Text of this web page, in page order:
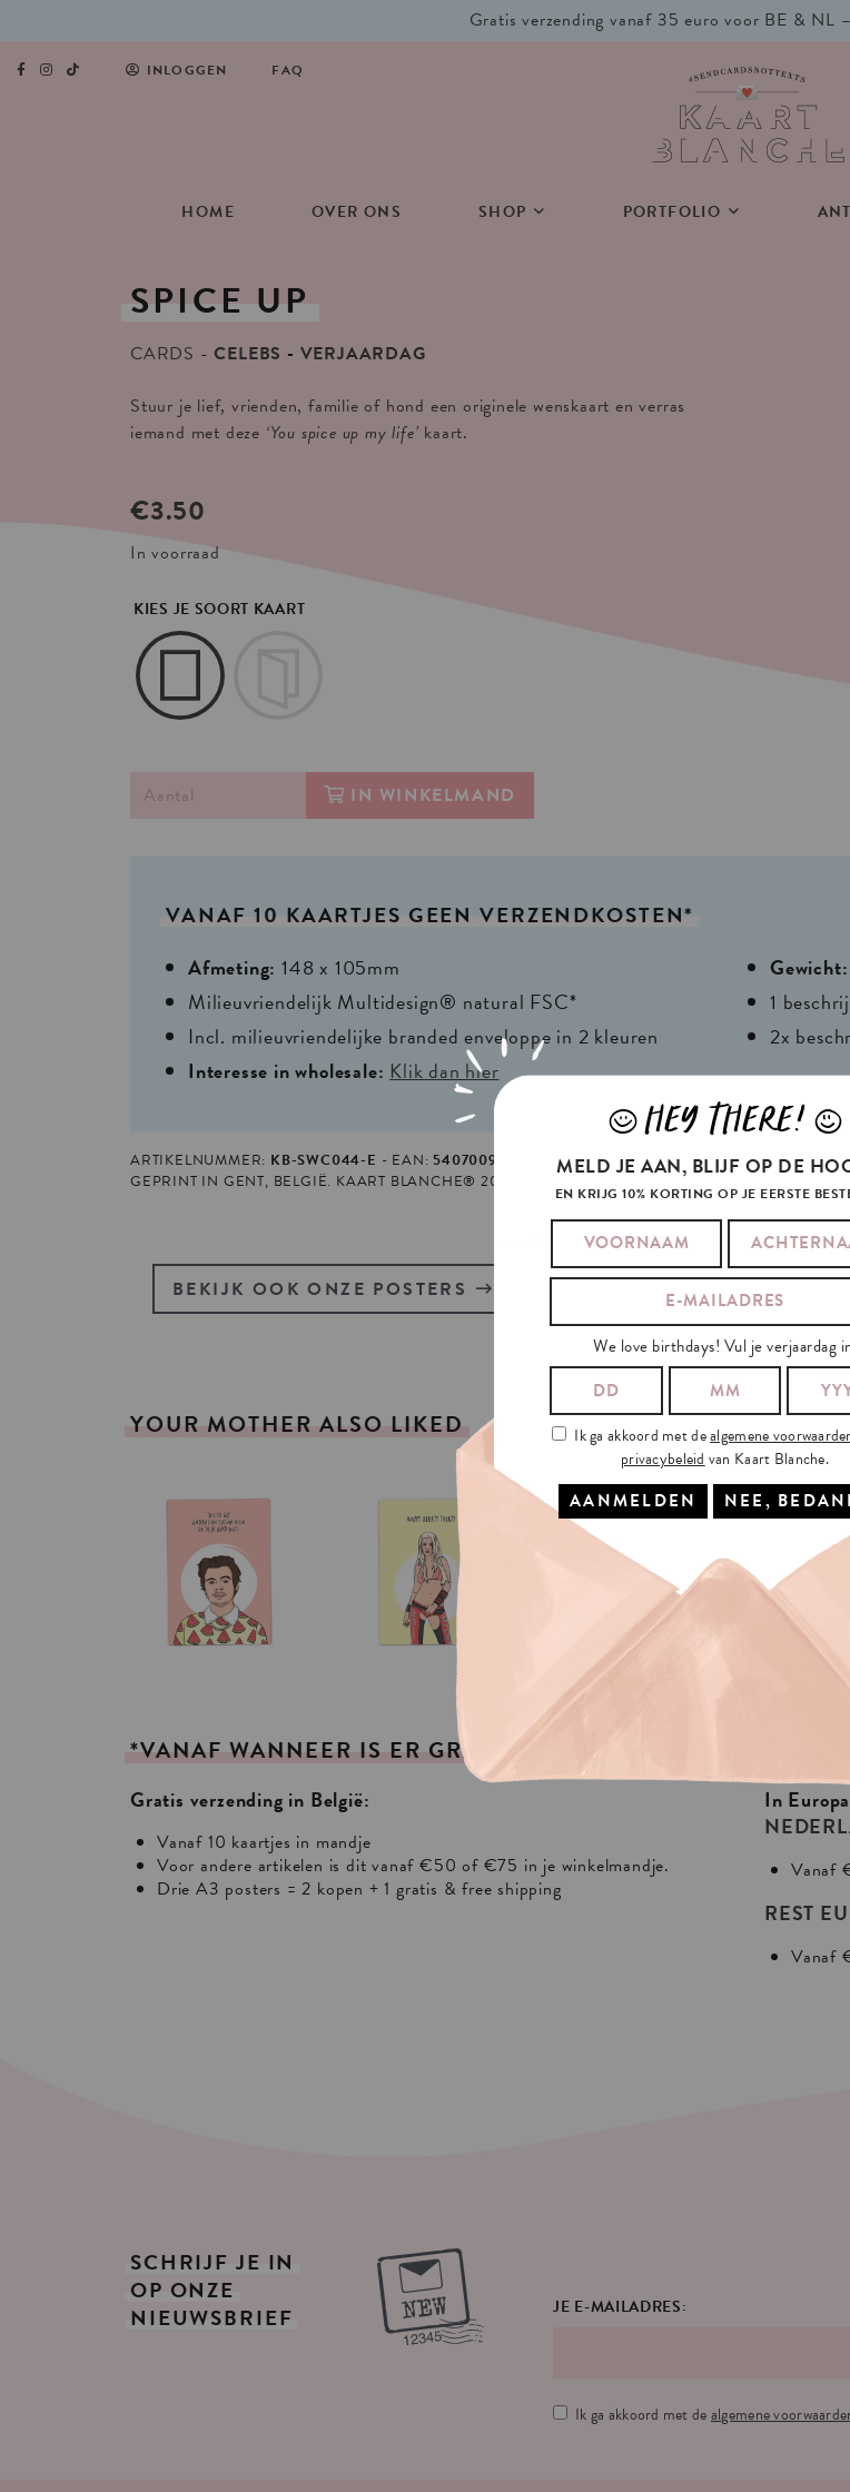
Gratis verzending vanaf 35 euro voor BE & NL
INLOGGEN FAQ
HOME OVER ONS SHOP PORTFOLIO
SPICE UP
CARDS CELEBS
VERJAARDAG
Stuur je lief, vrienden, familie of hond een originele wenskaart en verras
iemand met deze ‘You spice up my life’ kaart.
€3.50
In voorraad
KIES JE SOORT KAART
IN WINKELMAND
VANAF 10 KAARTJES GEEN VERZENDKOSTEN*
Afmeting: 148 x 105mm Gewicht:
Milieuvriendelijk Multidesign® natural FSC*
1
Incl. milieuvriendelijke branded enveloppe in 2 kleuren
2x
Interesse in wholesale: Klik dan hier
ARTIKELNUMMER: KB-SWC044-E EAN: 5407009418358 TAGS: BESTSELLER, CELEBS, DUBBEL,
GEPRINT IN GENT, BELGIË. KAART BLANCHE® 2026
BEKIJK OOK ONZE POSTERS BEKIJK OOK ONZE GIFT-
YOUR MOTHER ALSO LIKED
*VANAF WANNEER IS ER GRATIS
Gratis verzending in België:
Vanaf 10 kaartjes in mandje
Voor andere artikelen is dit vanaf €50 of €75 in je winkelmandje.
Drie A3 posters = 2 kopen + 1 gratis & free shipping
In
Vanaf
REST
Vanaf
SCHRIJF JE IN
OP ONZE
NIEUWSBRIEF
JE E-MAILADRES:
Ik ga akkoord met dealgemene
JHEY THERE! L
MELD JE AAN, BLIJF OP DE
EN KRIJG 10% KORTING OP JE EERSTE
We love birthdays! Vul je verjaardag
Ik ga akkoord met dealgemene
privacybeleidvan Kaart Blanche.